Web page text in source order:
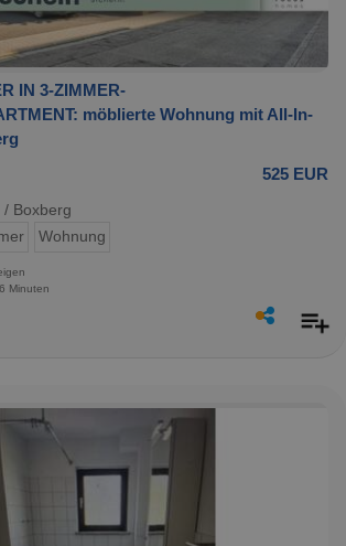
IN 3-ZIMMER-
möblierte Wohnung mit All-In-
525 EUR
Boxberg
Wohnung
Minuten